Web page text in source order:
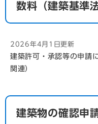
数料（建築基準
2026年4月1日更新
建築許可・承認等の申請
関連）
建築物の確認申